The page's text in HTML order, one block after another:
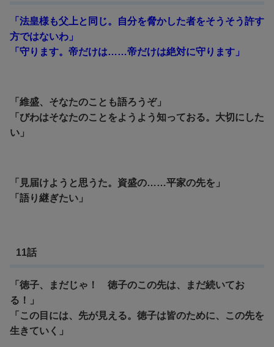
「法皇様も父上と同じ。自分を脅かした者をそうそう許す
方ではないわ」
「守ります。帝だけは……帝だけは絶対に守ります」
「維盛、そなたのことも語ろうぞ」
「びわはそなたのことをようよう知っておる。大切にした
い」
「見届けようと思うた。資盛の……平家の先を」
「語り継ぎたい」
11話
「徳子、まだじゃ！ 徳子のこの先は、まだ続いてお
る！」
「この目には、先が見える。徳子は皆のために、この先を
生きていく」